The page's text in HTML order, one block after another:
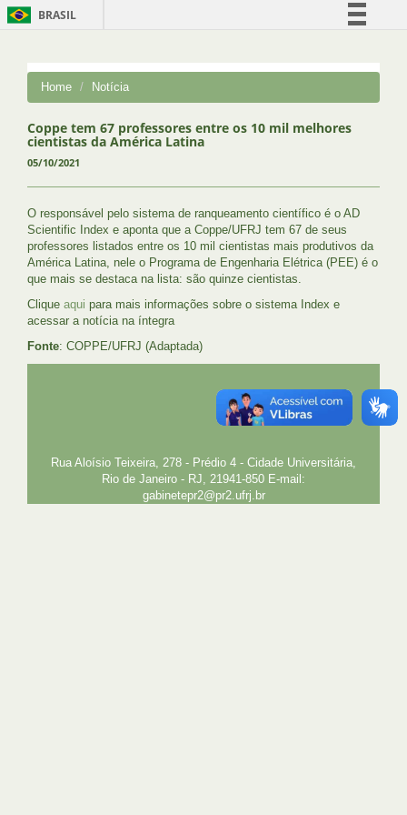
BRASIL
Comunica BR
Acesso à informação
Home Notícia
Coppe tem 67 professores entre os 10 mil melhores
cientistas da América Latina
05/10/2021
O responsável pelo sistema de ranqueamento científico é o AD
Scientific Index e aponta que a Coppe/UFRJ tem 67 de seus
professores listados entre os 10 mil cientistas mais produtivos da
América Latina, nele o Programa de Engenharia Elétrica (PEE) é o
que mais se destaca na lista: são quinze cientistas.
Clique aqui para mais informações sobre o sistema Index e
acessar a notícia na íntegra
Fonte: COPPE/UFRJ (Adaptada)
GRADUAÇÃO
PLANEJAMENTO E DESENVOLVIMENTO
PESSOAL
GESTÃO E GOVERNANÇA
PREFEITURA
Rua Aloísio Teixeira, 278 - Prédio 4 - Cidade Universitária,
Rio de Janeiro - RJ, 21941-850 E-mail:
gabinetepr2@pr2.ufrj.br